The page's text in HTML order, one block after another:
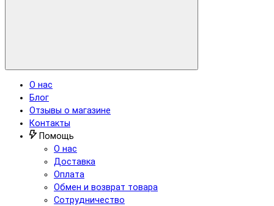
О нас
Блог
Отзывы о магазине
Контакты
Помощь
О нас
Доставка
Оплата
Обмен и возврат товара
Сотрудничество